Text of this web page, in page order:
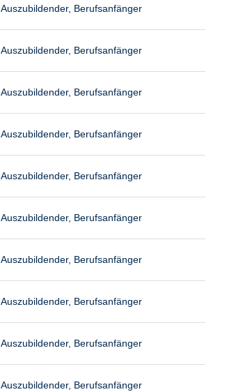
Auszubildender, Berufsanfänger
Auszubildender, Berufsanfänger
Auszubildender, Berufsanfänger
Auszubildender, Berufsanfänger
Auszubildender, Berufsanfänger
Auszubildender, Berufsanfänger
Auszubildender, Berufsanfänger
Auszubildender, Berufsanfänger
Auszubildender, Berufsanfänger
Auszubildender, Berufsanfänger